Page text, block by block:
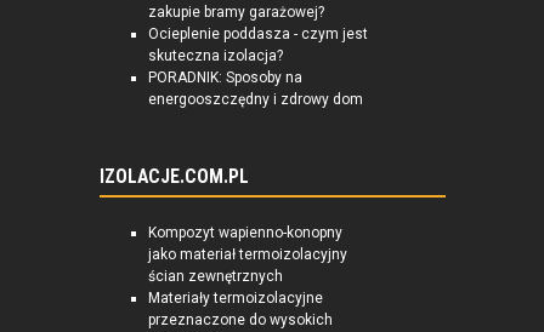
zakupie bramy garażowej?
Ocieplenie poddasza - czym jest
skuteczna izolacja?
PORADNIK: Sposoby na
energooszczędny i zdrowy dom
IZOLACJE.COM.PL
Kompozyt wapienno-konopny
jako materiał termoizolacyjny
ścian zewnętrznych
Materiały termoizolacyjne
przeznaczone do wysokich